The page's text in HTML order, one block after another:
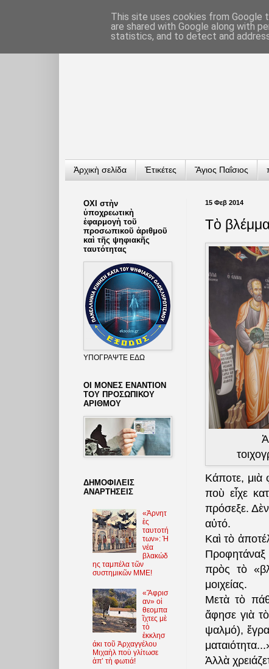
Ἀρχικὴ σελίδα Ἐτικέτες Ἅγιος Παΐσιος
15 Φεβ 2014
Τὸ
Κάποτε, μιὰ
ποὺ εἶχε
πρόσεξε.
αὐτό.
Καὶ τὸ
πρὸς τὸ
μοιχείας.
Μετὰ τὸ
ἄφησε γιὰ
ψαλμό),
Ἀλλὰ
ΟΧΙ στὴν
ὑποχρεωτικὴ
ἐφαρμογὴ τοῦ
προσωπικοῦ ἀριθμοῦ
καὶ τῆς ψηφιακῆς
ταυτότητας
ΥΠΟΓΡΑΨΤΕ ΕΔΩ
ΟΙ ΜΟΝΕΣ ΕΝΑΝΤΙΟΝ
ΤΟΥ ΠΡΟΣΩΠΙΚΟΥ
ΑΡΙΘΜΟΥ
ΔΗΜΟΦΙΛΕΙΣ
ΑΝΑΡΤΗΣΕΙΣ
«Ἀρνητ
ὲς
ταυτοτή
των»: Ἡ
νέα
βλακώδ
ης ταμπέλα τῶν
συστημικῶν ΜΜΕ!
«Ἄφρισ
αν» οἱ
θεομπα
ῖχτες μὲ
τὸ
ἐκκλησ
άκι τοῦ Ἀρχαγγέλου
Μιχαὴλ ποὺ γλίτωσε
ἀπ’ τὴ φωτιά!
This site uses cookies from Google
are shared with Google along with
statistics, and to detect and